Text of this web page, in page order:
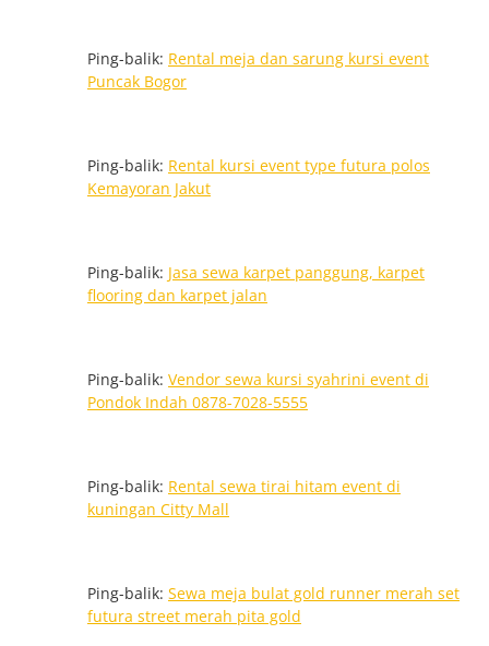
Ping-balik: Rental meja dan sarung kursi event
Puncak Bogor
Ping-balik: Rental kursi event type futura polos
Kemayoran Jakut
Ping-balik: Jasa sewa karpet panggung, karpet
flooring dan karpet jalan
Ping-balik: Vendor sewa kursi syahrini event di
Pondok Indah 0878-7028-5555
Ping-balik: Rental sewa tirai hitam event di
kuningan Citty Mall
Ping-balik: Sewa meja bulat gold runner merah set
futura street merah pita gold